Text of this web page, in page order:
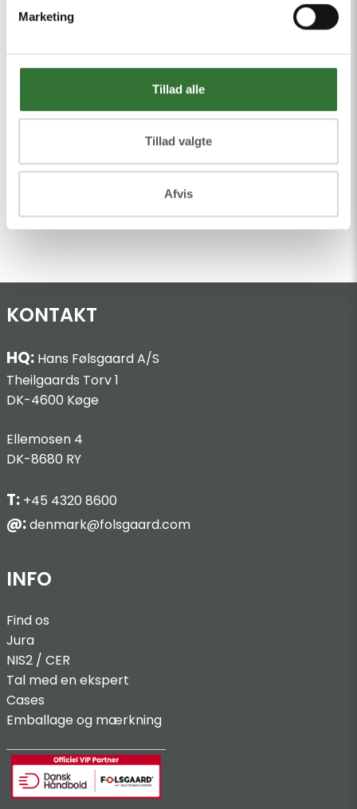
Marketing
Tillad alle
Tillad valgte
Afvis
Pedal Switches
KONTAKT
HQ: Hans Følsgaard A/S
Theilgaards Torv 1
DK-4600 Køge
Ellemosen 4
DK-8680 RY
T: +45 4320 8600
@:denmark@folsgaard.com
INFO
Find os
Jura
NIS2 / CER
Tal med en ekspert
Cases
Emballage og mærkning